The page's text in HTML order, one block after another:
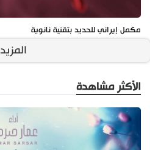
مكمل إيراني للحديد بتقنية نانوية
المزيد
الأكثر مشاهدة